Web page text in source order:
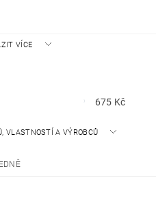
VÍCE
675 Kč
VLASTNOSTÍ A VÝROBCŮ